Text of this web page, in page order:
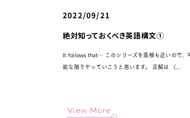
2022/09/21
絶対知っておくべき英語構文①
It follows that… このシリーズを英検も近いので、
能な限りやっていこうと思います。 正解は （...
View More